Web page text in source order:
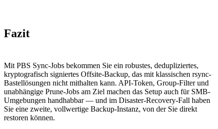
Fazit
Mit PBS Sync-Jobs bekommen Sie ein robustes, dedupliziertes,
kryptografisch signiertes Offsite-Backup, das mit klassischen rsync-
Bastellösungen nicht mithalten kann. API-Token, Group-Filter und
unabhängige Prune-Jobs am Ziel machen das Setup auch für SMB-
Umgebungen handhabbar — und im Disaster-Recovery-Fall haben
Sie eine zweite, vollwertige Backup-Instanz, von der Sie direkt
restoren können.